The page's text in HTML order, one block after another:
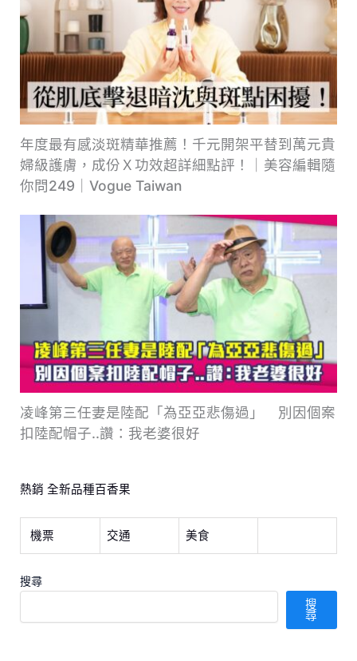
年度最有感淡斑精華推薦！千元開架平替到萬元貴
婦級護膚，成份Ｘ功效超詳細點評！｜美容編輯隨
你問249｜Vogue Taiwan
凌峰第三任妻是陸配「為亞亞悲傷過」 別因個案
扣陸配帽子..讚：我老婆很好
熱銷 全新品種百香果
機票 交通 美食
搜尋
搜
尋